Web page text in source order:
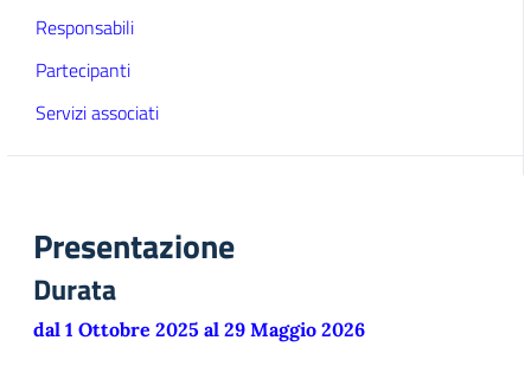
Responsabili
Partecipanti
Servizi associati
Presentazione
Durata
dal 1 Ottobre 2025 al 29 Maggio 2026